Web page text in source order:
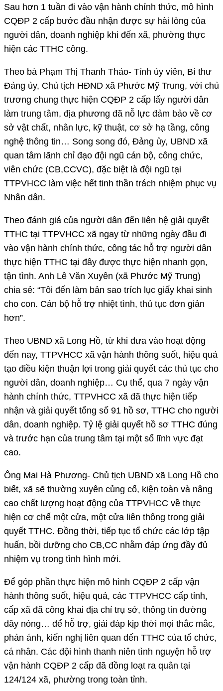
Sau hơn 1 tuần đi vào vận hành chính thức, mô hình
CQĐP 2 cấp bước đầu nhận được sự hài lòng của
người dân, doanh nghiệp khi đến xã, phường thực
hiện các TTHC công.
Theo bà Phạm Thị Thanh Thảo- Tỉnh ủy viên, Bí thư
Đảng ủy, Chủ tịch HĐND xã Phước Mỹ Trung, với chủ
trương chung thực hiện CQĐP 2 cấp lấy người dân
làm trung tâm, địa phương đã nỗ lực đảm bảo về cơ
sở vật chất, nhân lực, kỹ thuật, cơ sở hạ tầng, công
nghệ thông tin… Song song đó, Đảng ủy, UBND xã
quan tâm lãnh chỉ đạo đội ngũ cán bộ, công chức,
viên chức (CB,CCVC), đặc biệt là đội ngũ tại
TTPVHCC làm việc hết tinh thần trách nhiệm phục vụ
Nhân dân.
Theo đánh giá của người dân đến liên hệ giải quyết
TTHC tại TTPVHCC xã ngay từ những ngày đầu đi
vào vận hành chính thức, công tác hỗ trợ người dân
thực hiện TTHC tại đây được thực hiện nhanh gọn,
tận tình. Anh Lê Văn Xuyên (xã Phước Mỹ Trung)
chia sẻ: “Tôi đến làm bản sao trích lục giấy khai sinh
cho con. Cán bộ hỗ trợ nhiệt tình, thủ tục đơn giản
hơn”.
Theo UBND xã Long Hồ, từ khi đưa vào hoạt động
đến nay, TTPVHCC xã vận hành thông suốt, hiệu quả
tạo điều kiện thuận lợi trong giải quyết các thủ tục cho
người dân, doanh nghiệp… Cụ thể, qua 7 ngày vận
hành chính thức, TTPVHCC xã đã thực hiện tiếp
nhận và giải quyết tổng số 91 hồ sơ, TTHC cho người
dân, doanh nghiệp. Tỷ lệ giải quyết hồ sơ TTHC đúng
và trước hạn của trung tâm tại một số lĩnh vực đạt
cao.
Ông Mai Hà Phương- Chủ tịch UBND xã Long Hồ cho
biết, xã sẽ thường xuyên củng cố, kiện toàn và nâng
cao chất lượng hoạt động của TTPVHCC về thực
hiện cơ chế một cửa, một cửa liên thông trong giải
quyết TTHC. Đồng thời, tiếp tục tổ chức các lớp tập
huấn, bồi dưỡng cho CB,CC nhằm đáp ứng đầy đủ
nhiệm vụ trong tình hình mới.
Để góp phần thực hiện mô hình CQĐP 2 cấp vận
hành thông suốt, hiệu quả, các TTPVHCC cấp tỉnh,
cấp xã đã công khai địa chỉ trụ sở, thông tin đường
dây nóng… để hỗ trợ, giải đáp kịp thời mọi thắc mắc,
phản ánh, kiến nghị liên quan đến TTHC của tổ chức,
cá nhân. Các đội hình thanh niên tình nguyện hỗ trợ
vận hành CQĐP 2 cấp đã đồng loạt ra quân tại
124/124 xã, phường trong toàn tỉnh.